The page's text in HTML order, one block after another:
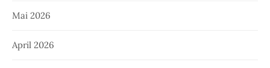
Mai 2026
April 2026